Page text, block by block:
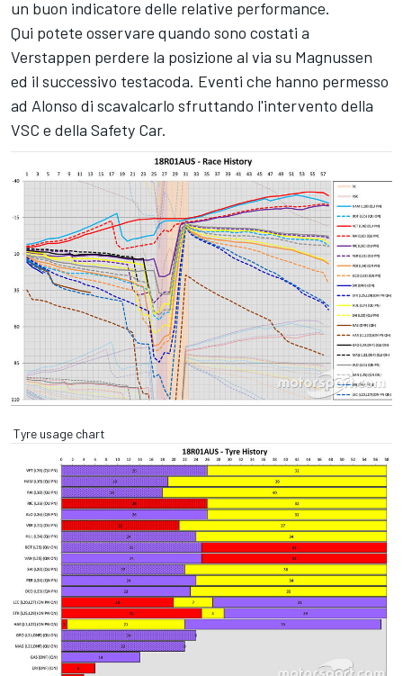
un buon indicatore delle relative performance.
Qui potete osservare quando sono costati a
Verstappen perdere la posizione al via su Magnussen
ed il successivo testacoda. Eventi che hanno permesso
ad Alonso di scavalcarlo sfruttando l'intervento della
VSC e della Safety Car.
Tyre usage chart